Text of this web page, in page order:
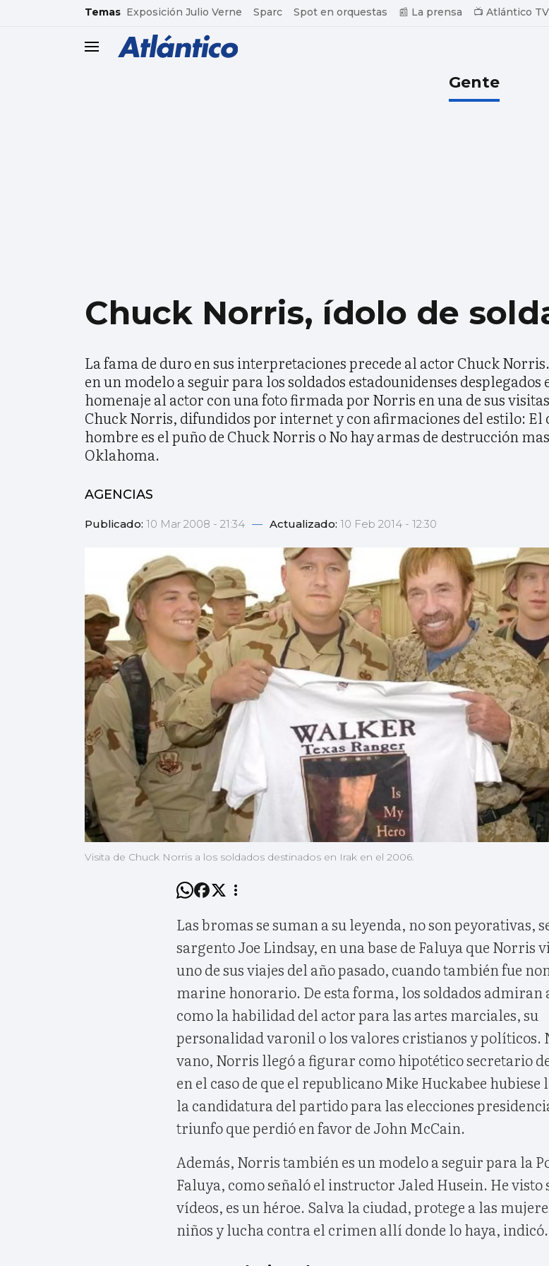
common.go-to-content
Temas Exposición Julio Verne Sparc Spot en orquestas 📰 La prensa 📺 Atlántico TV
header.menu.open
Gente
Chuck Norris, ídolo de
La fama de duro en sus interpretaciones precede al actor Chuck
en un modelo a seguir para los soldados estadounidenses
homenaje al actor con una foto firmada por Norris en una de sus
Chuck Norris, difundidos por internet y con afirmaciones del estilo:
hombre es el puño de Chuck Norris o No hay armas de destrucción
Oklahoma.
AGENCIAS
Publicado: 10 Mar 2008 - 21:34 — Actualizado: 10 Feb 2014 - 12:30
Visita de Chuck Norris a los soldados destinados en Irak en el 2006.
Las bromas se suman a su leyenda, no son peyorativas,
sargento Joe Lindsay, en una base de Faluya que Norris
uno de sus viajes del año pasado, cuando también fue
marine honorario. De esta forma, los soldados admiran
como la habilidad del actor para las artes marciales, su
personalidad varonil o los valores cristianos y políticos.
vano, Norris llegó a figurar como hipotético secretario
en el caso de que el republicano Mike Huckabee hubiese
la candidatura del partido para las elecciones
triunfo que perdió en favor de John McCain.
Además, Norris también es un modelo a seguir para la
Faluya, como señaló el instructor Jaled Husein. He visto
vídeos, es un héroe. Salva la ciudad, protege a las
niños y lucha contra el crimen allí donde lo haya, indicó.